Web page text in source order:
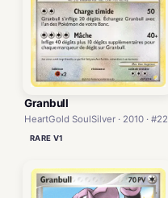
Granbull
HeartGold SoulSilver · 2010 · #22
RARE V1